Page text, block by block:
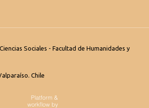
Sociales - Facultad de Humanidades y
Chile